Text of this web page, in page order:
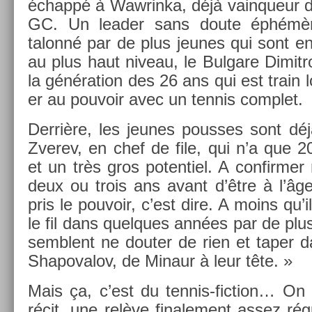
échappé à Waw­rinka, déjà vain­queur
GC. Un lead­er sans doute
talonné par de plus jeunes qui sont
au plus haut niveau, le Bul­gare
la généra­tion des 26 ans qui est train
er au pouvoir avec un ten­nis com­plet.
Derrière, les jeunes pous­ses sont
Zverev, en chef de file, qui n’a que
et un très gros poten­tiel. A
deux ou trois ans avant d’être à
pris le pouvoir, c’est dire. A moins
le fil dans quel­ques années par de
semblent ne dout­er de rien et taper
Shapovalov, de Minaur à leur tête. »
Mais ça, c’est du tennis-fiction…